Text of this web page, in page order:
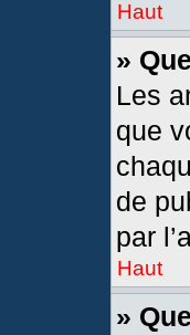
Haut
»
Les
que
de
par
Haut
»